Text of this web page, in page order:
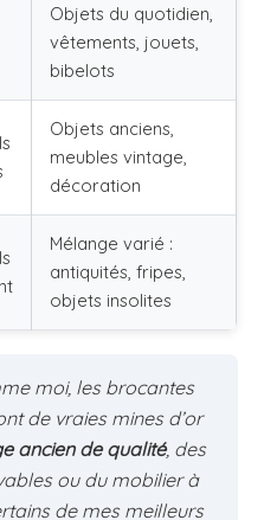
Objets du quotidien,
vêtements, jouets,
bibelots
Objets anciens,
meubles vintage,
décoration
Mélange varié :
antiquités, fripes,
objets insolites
moi, les brocantes
de vraies mines d’or
ancien de qualité, des
ou du mobilier à
de mes meilleurs